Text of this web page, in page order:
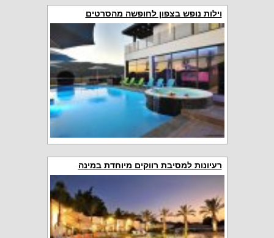
וילות נופש בצפון לחופשה מהסרטים
רעיונות למסיבת רווקים מיוחדת במינה